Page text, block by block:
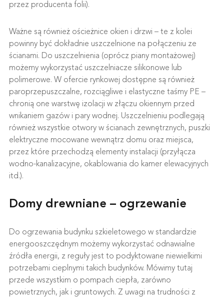
przez producenta folii).
Ważne są również ościeżnice okien i drzwi – te z kolei
powinny być dokładnie uszczelnione na połączeniu ze
ścianami. Do uszczelnienia (oprócz piany montażowej)
możemy wykorzystać uszczelniacze silikonowe lub
polimerowe. W ofercie rynkowej dostępne są również
paroprzepuszczalne, rozciągliwe i elastyczne taśmy PE –
chronią one warstwę izolacji w złączu okiennym przed
wnikaniem gazów i pary wodnej. Uszczelnieniu podlegają
również wszystkie otwory w ścianach zewnętrznych, puszki
elektryczne mocowane wewnątrz domu oraz miejsca,
przez które przechodzą elementy instalacji (przyłącza
wodno-kanalizacyjne, okablowania do kamer elewacyjnych
itd.).
Domy drewniane – ogrzewanie
Do ogrzewania budynku szkieletowego w standardzie
energooszczędnym możemy wykorzystać odnawialne
źródła energii, z reguły jest to podyktowane niewielkimi
potrzebami cieplnymi takich budynków. Mówimy tutaj
przede wszystkim o pompach ciepła, zarówno
powietrznych, jak i gruntowych. Z uwagi na trudności z